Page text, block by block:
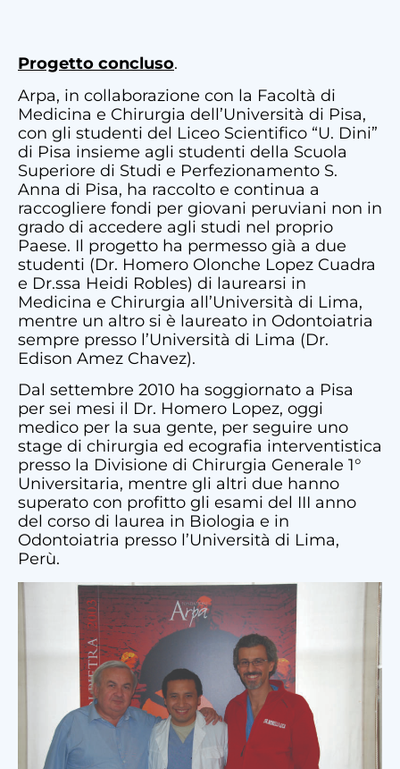
Progetto concluso.
Arpa, in collaborazione con la Facoltà di
Medicina e Chirurgia dell’Università di Pisa,
con gli studenti del Liceo Scientifico “U. Dini”
di Pisa insieme agli studenti della Scuola
Superiore di Studi e Perfezionamento S.
Anna di Pisa, ha raccolto e continua a
raccogliere fondi per giovani peruviani non in
grado di accedere agli studi nel proprio
Paese. Il progetto ha permesso già a due
studenti (Dr. Homero Olonche Lopez Cuadra
e Dr.ssa Heidi Robles) di laurearsi in
Medicina e Chirurgia all’Università di Lima,
mentre un altro si è laureato in Odontoiatria
sempre presso l’Università di Lima (Dr.
Edison Amez Chavez).
Dal settembre 2010 ha soggiornato a Pisa
per sei mesi il Dr. Homero Lopez, oggi
medico per la sua gente, per seguire uno
stage di chirurgia ed ecografia interventistica
presso la Divisione di Chirurgia Generale 1°
Universitaria, mentre gli altri due hanno
superato con profitto gli esami del III anno
del corso di laurea in Biologia e in
Odontoiatria presso l’Università di Lima,
Perù.